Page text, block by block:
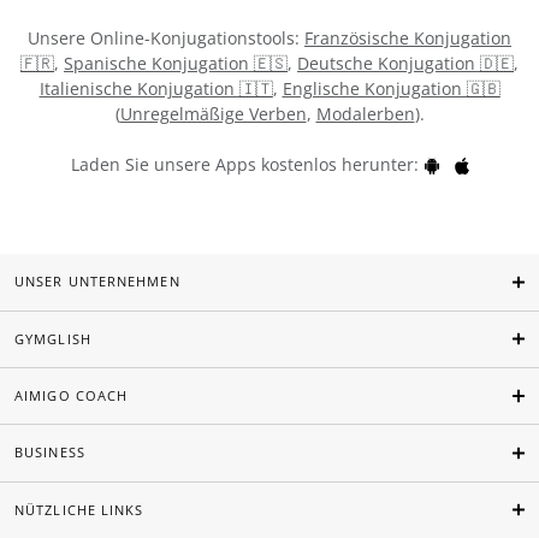
Unsere Online-Konjugationstools: Französische Konjugation
🇫🇷, Spanische Konjugation 🇪🇸, Deutsche Konjugation 🇩🇪,
Italienische Konjugation 🇮🇹, Englische Konjugation 🇬🇧
(Unregelmäßige Verben, Modalerben).
Laden Sie unsere Apps kostenlos herunter:
UNSER UNTERNEHMEN
GYMGLISH
AIMIGO COACH
BUSINESS
NÜTZLICHE LINKS